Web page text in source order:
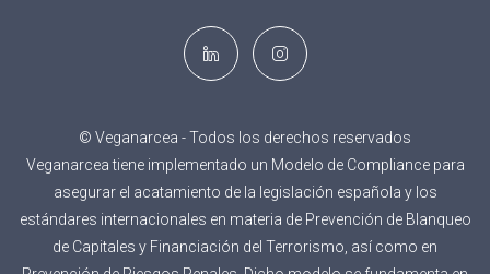
© Veganarcea - Todos los derechos reservados
Veganarcea tiene implementado un Modelo de Compliance para
asegurar el acatamiento de la legislación española y los
estándares internacionales en materia de Prevención de Blanqueo
de Capitales y Financiación del Terrorismo, así como en